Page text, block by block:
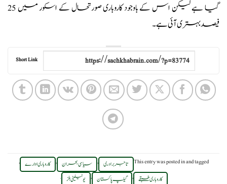
گیا ہے لیکن اس کے باوجود کاروباری صورتحال کے اسکور میں 25
فیصد بہتری آئی ہے۔
Short Link
This entry was posted inand tagged تاجر برادری , سیاسی بحران , کاروباری ادارے ,
کاروباری طبقے , گیلپ پاکستان , یوٹیلیٹی بلز .